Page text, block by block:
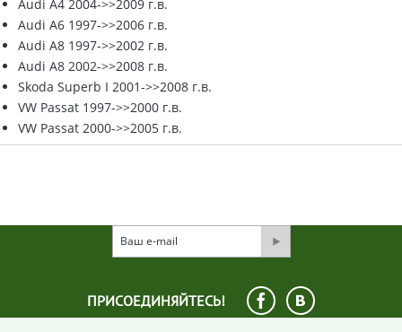
Audi A4 2004->>2009 г.в.
Audi A6 1997->>2006 г.в.
Audi A8 1997->>2002 г.в.
Audi A8 2002->>2008 г.в.
Skoda Superb I 2001->>2008 г.в.
VW Passat 1997->>2000 г.в.
VW Passat 2000->>2005 г.в.
ПРИСОЕДИНЯЙТЕСЬ!